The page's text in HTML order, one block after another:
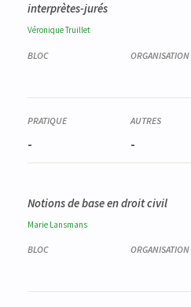
interprètes-jurés
VéroniqueTruillet
- -
Notions de base en droit civil
Marie Lansmans